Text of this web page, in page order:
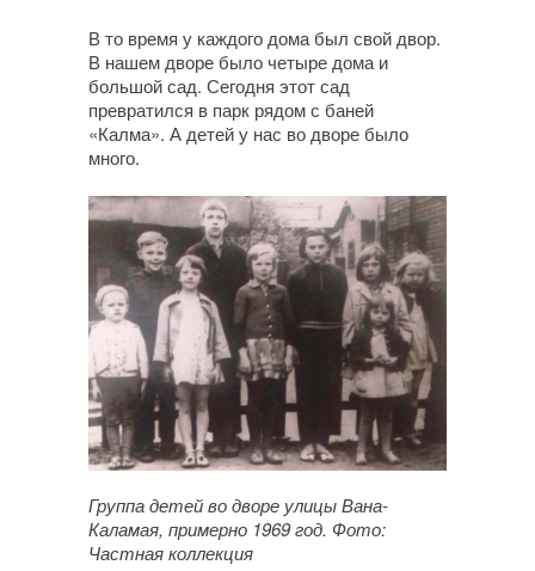
В то время у каждого дома был свой двор.
В нашем дворе было четыре дома и
большой сад. Сегодня этот сад
превратился в парк рядом с баней
«Калма». А детей у нас во дворе было
много.
Группа детей во дворе улицы Вана-
Каламая, примерно 1969 год. Фото:
Частная коллекция